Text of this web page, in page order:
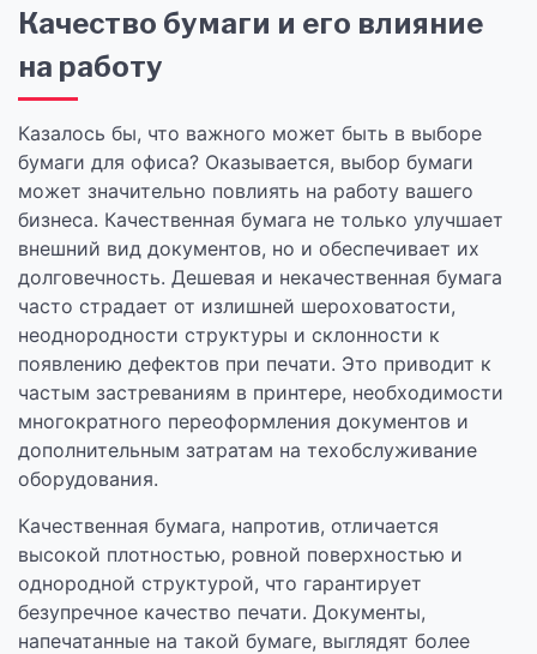
Качество бумаги и его влияние
на работу
Казалось бы, что важного может быть в выборе
бумаги для офиса? Оказывается, выбор бумаги
может значительно повлиять на работу вашего
бизнеса. Качественная бумага не только улучшает
внешний вид документов, но и обеспечивает их
долговечность. Дешевая и некачественная бумага
часто страдает от излишней шероховатости,
неоднородности структуры и склонности к
появлению дефектов при печати. Это приводит к
частым застреваниям в принтере, необходимости
многократного переоформления документов и
дополнительным затратам на техобслуживание
оборудования.
Качественная бумага, напротив, отличается
высокой плотностью, ровной поверхностью и
однородной структурой, что гарантирует
безупречное качество печати. Документы,
напечатанные на такой бумаге, выглядят более